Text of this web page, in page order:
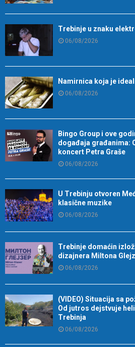
Trebinje u znaku
06/08/2026
Namirnica koja je
06/08/2026
Bingo Group i ove
događaja građanima:
koncert Petra Graše
06/08/2026
U Trebinju otvoren
klasične muzike
06/08/2026
Trebinje domaćin
dizajnera Miltona
06/08/2026
(VIDEO) Situacija sa
Od jutros dejstvuje
Trebinja
06/08/2026